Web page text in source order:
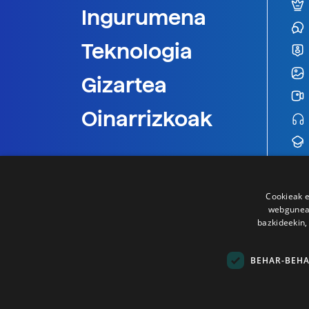
Ingurumena
Teknologia
Gizartea
Oinarrizkoak
Cookieak
BEHAR-